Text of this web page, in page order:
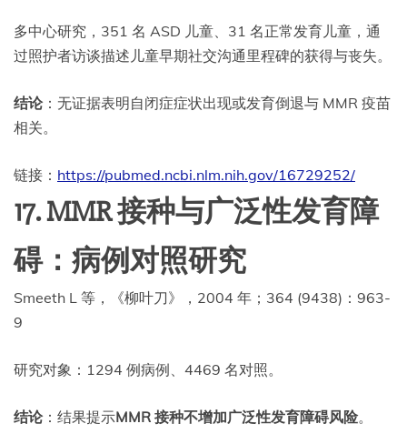
多中心研究，351 名 ASD 儿童、31 名正常发育儿童，通
过照护者访谈描述儿童早期社交沟通里程碑的获得与丧失。
结论：无证据表明自闭症症状出现或发育倒退与 MMR 疫苗
相关。
链接： https://pubmed.ncbi.nlm.nih.gov/16729252/
17. MMR 接种与广泛性发育障
碍：病例对照研究
Smeeth L 等，《柳叶刀》，2004 年；364 (9438)：963-
9
研究对象：1294 例病例、4469 名对照。
结论：结果提示MMR 接种不增加广泛性发育障碍风险。